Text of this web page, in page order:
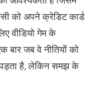
को अपने क्रेडिट कार्ड
वीडियो गेम के
बार जब वे नीतियों को
पड़ता है, लेकिन समझ के